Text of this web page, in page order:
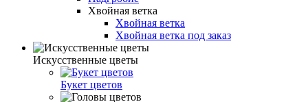
Хвойная ветка
Хвойная ветка
Хвойная ветка под заказ
Искусственные цветы
Букет цветов